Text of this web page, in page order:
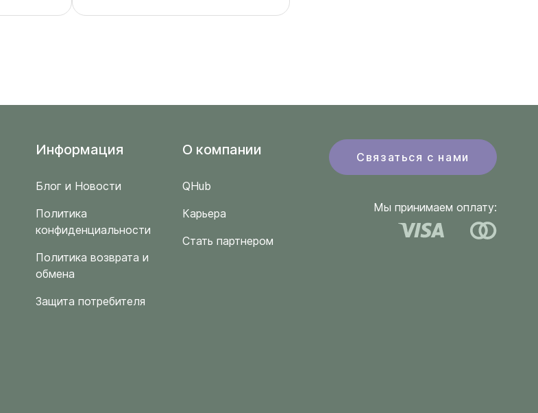
Информация
Блог и Новости
Политика
конфиденциальности
Политика возврата и
обмена
Защита потребителя
O компании
QHub
Карьера
Стать партнером
Связаться с нами
Мы принимаем оплату: